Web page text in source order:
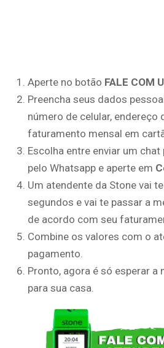
Aperte no botão FALE COM
Preencha seus dados
número de celular, endereço
faturamento mensal em
Escolha entre enviar um
pelo Whatsapp e aperte em
Um atendente da Stone vai
segundos e vai te passar a
de acordo com seu
Combine os valores com o
pagamento.
Pronto, agora é só esperar a
para sua casa.